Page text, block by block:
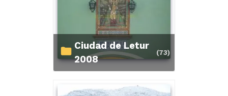
Ciudad de Letur
2008
(73)